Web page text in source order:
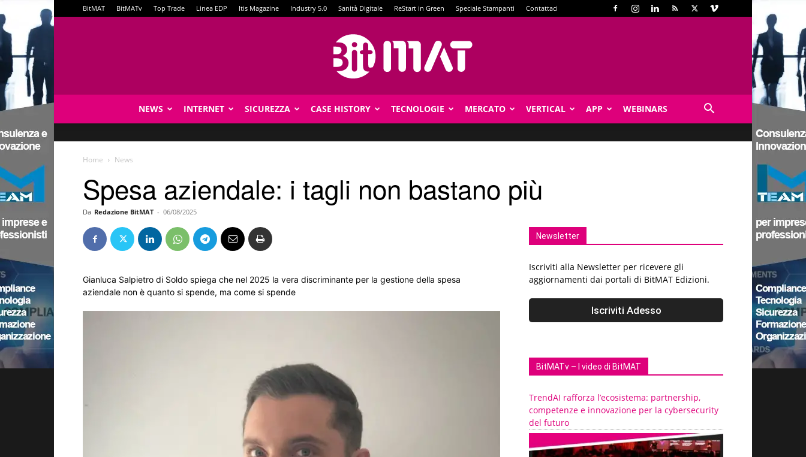
BitMAT BitMATv Top Trade Linea EDP Itis Magazine Industry 5.0 Sanità Digitale ReStart in Green Speciale Stampanti Contattaci
NEWS INTERNET SICUREZZA CASE HISTORY TECNOLOGIE MERCATO VERTICAL APP WEBINARS
Home News
Spesa aziendale: i tagli non bastano più
Da Redazione BitMAT - 06/08/2025
Gianluca Salpietro di Soldo spiega che nel 2025 la vera discriminante per la gestione della spesa
aziendale non è quanto si spende, ma come si spende
Newsletter
Iscriviti alla Newsletter per ricevere gli
aggiornamenti dai portali di BitMAT Edizioni.
BitMATv – I video di BitMAT
TrendAI rafforza l’ecosistema: partnership,
competenze e innovazione per la cybersecurity
del futuro